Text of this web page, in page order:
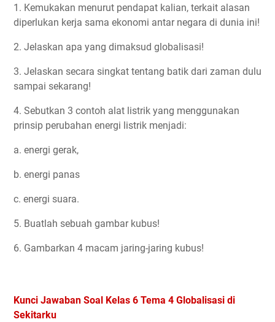
1. Kemukakan menurut pendapat kalian, terkait alasan
diperlukan kerja sama ekonomi antar negara di dunia ini!
2. Jelaskan apa yang dimaksud globalisasi!
3. Jelaskan secara singkat tentang batik dari zaman dulu
sampai sekarang!
4. Sebutkan 3 contoh alat listrik yang menggunakan
prinsip perubahan energi listrik menjadi:
a. energi gerak,
b. energi panas
c. energi suara.
5. Buatlah sebuah gambar kubus!
6. Gambarkan 4 macam jaring-jaring kubus!
Kunci Jawaban Soal Kelas 6 Tema 4 Globalisasi di
Sekitarku